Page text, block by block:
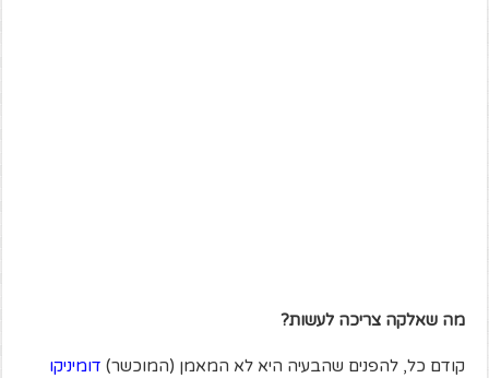
מה שאלקה צריכה לעשות?
קודם כל, להפנים שהבעיה היא לא המאמן (המוכשר) דומיניקו